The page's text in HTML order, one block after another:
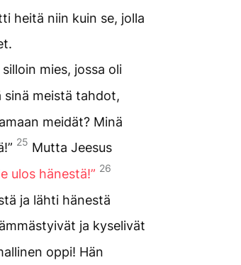
heitä niin kuin se, jolla
mies, jossa oli
sinä meistä tahdot,
meidät? Minä
25 Mutta Jeesus
ulos hänestä!” 26
ja lähti hänestä
ja kyselivät
oppi! Hän